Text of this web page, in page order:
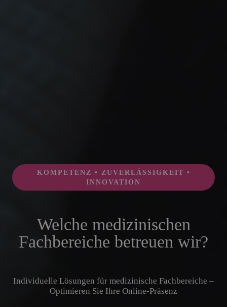
KOMPETENZ • ZUVERLÄSSIGKEIT •
INNOVATION
Welche medizinischen
Fachbereiche betreuen wir?
Individuelle Lösungen für medizinische Fachbereiche –
Optimieren Sie Ihre Online-Präsenz